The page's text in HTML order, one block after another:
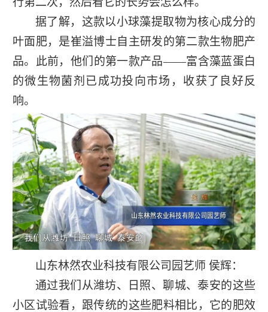
据了解，这款以小球藻提取物为核心成分的
叶面肥，是崔溢博士自主研发的第二款生物肥产
品。此前，他们的第一款产品——富含藻蓝蛋白
的微生物菌剂已成功投向市场，收获了良好反
响。
山东林然农业科技有限公司园艺师 侯辉：
通过我们从潍坊、日照、聊城、泰安的这些
小区试验看，跟传统的这些肥料相比，它的肥效